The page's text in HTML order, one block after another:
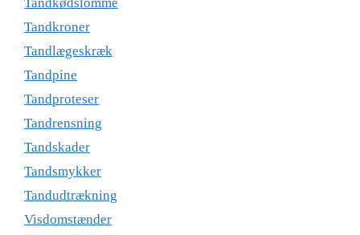
Tandkødslomme
Tandkroner
Tandlægeskræk
Tandpine
Tandproteser
Tandrensning
Tandskader
Tandsmykker
Tandudtrækning
Visdomstænder